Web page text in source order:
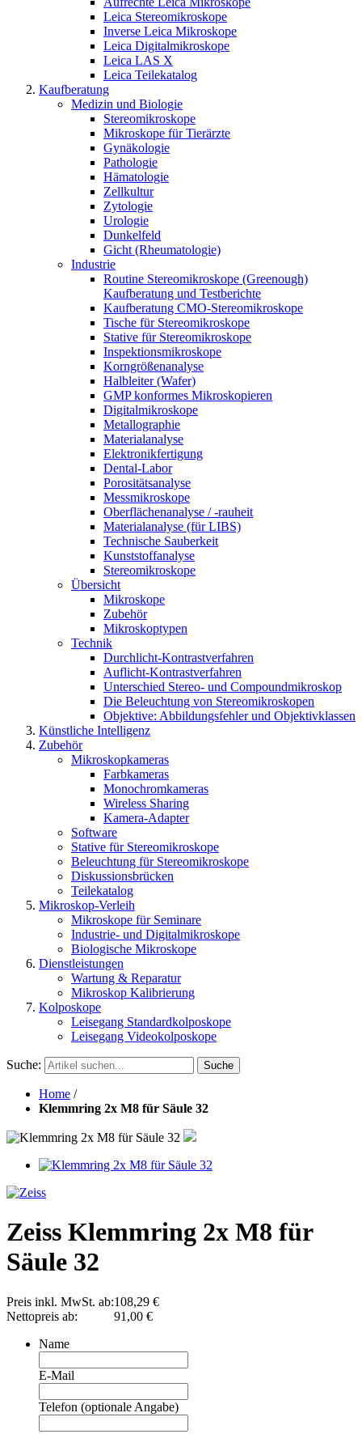
Leica Stereomikroskope
Inverse Leica Mikroskope
Leica Digitalmikroskope
Leica LAS X
Leica Teilekatalog
Kaufberatung
Medizin und Biologie
Stereomikroskope
Mikroskope für Tierärzte
Gynäkologie
Pathologie
Hämatologie
Zellkultur
Zytologie
Urologie
Dunkelfeld
Gicht (Rheumatologie)
Industrie
Routine Stereomikroskope (Greenough)
Kaufberatung und Testberichte
Kaufberatung CMO-Stereomikroskope
Tische für Stereomikroskope
Stative für Stereomikroskope
Inspektionsmikroskope
Korngrößenanalyse
Halbleiter (Wafer)
GMP konformes Mikroskopieren
Digitalmikroskope
Metallographie
Materialanalyse
Elektronikfertigung
Dental-Labor
Porositätsanalyse
Messmikroskope
Oberflächenanalyse / -rauheit
Materialanalyse (für LIBS)
Technische Sauberkeit
Kunststoffanalyse
Stereomikroskope
Übersicht
Mikroskope
Zubehör
Mikroskoptypen
Technik
Durchlicht-Kontrastverfahren
Auflicht-Kontrastverfahren
Unterschied Stereo- und Compoundmikroskop
Die Beleuchtung von Stereomikroskopen
Objektive: Abbildungsfehler und Objektivklassen
Künstliche Intelligenz
Zubehör
Mikroskopkameras
Farbkameras
Monochromkameras
Wireless Sharing
Kamera-Adapter
Software
Stative für Stereomikroskope
Beleuchtung für Stereomikroskope
Diskussionsbrücken
Teilekatalog
Mikroskop-Verleih
Mikroskope für Seminare
Industrie- und Digitalmikroskope
Biologische Mikroskope
Dienstleistungen
Wartung & Reparatur
Mikroskop Kalibrierung
Kolposkope
Leisegang Standardkolposkope
Leisegang Videokolposkope
Suche: Suche
Home /
Klemmring 2x M8 für Säule 32
Zeiss Klemmring 2x M8 für
Säule 32
Preis inkl. MwSt. ab:108,29 €
Nettopreis ab:
91,00 €
Name
E-Mail
Telefon (optionale Angabe)